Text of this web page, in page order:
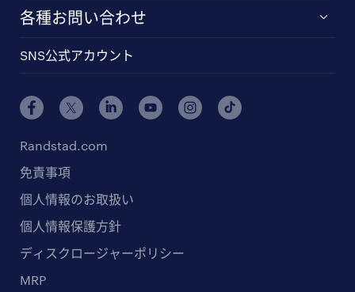
各種お問い合わせ
SNS公式アカウント
Randstad.com
免責事項
個人情報のお取扱い
個人情報保護方針
ディスクロージャーポリシー
MRP